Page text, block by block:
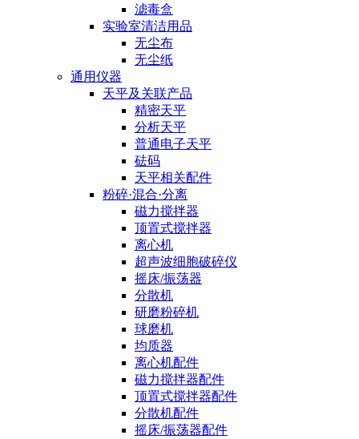
滤毒盒
实验室清洁用品
无尘布
无尘纸
通用仪器
天平及关联产品
精密天平
分析天平
普通电子天平
砝码
天平相关配件
粉碎·混合·分离
磁力搅拌器
顶置式搅拌器
离心机
超声波细胞破碎仪
摇床/振荡器
分散机
研磨粉碎机
球磨机
均质器
离心机配件
磁力搅拌器配件
顶置式搅拌器配件
分散机配件
摇床/振荡器配件